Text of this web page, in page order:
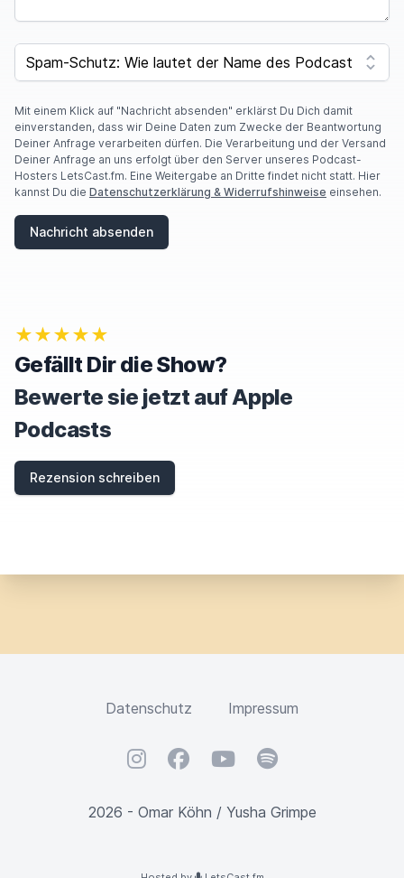
SPAM CAPTCHA
Mit einem Klick auf "Nachricht absenden" erklärst Du Dich damit
einverstanden, dass wir Deine Daten zum Zwecke der Beantwortung
Deiner Anfrage verarbeiten dürfen. Die Verarbeitung und der Versand
Deiner Anfrage an uns erfolgt über den Server unseres Podcast-
Hosters LetsCast.fm. Eine Weitergabe an Dritte findet nicht statt. Hier
kannst Du die Datenschutzerklärung & Widerrufshinweise einsehen.
Nachricht absenden
★★★★★
Gefällt Dir die Show?
Bewerte sie jetzt auf Apple
Podcasts
Rezension schreiben
Datenschutz Impressum
InstagramFacebookYouTubeSpotify
2026 - Omar Köhn / Yusha Grimpe